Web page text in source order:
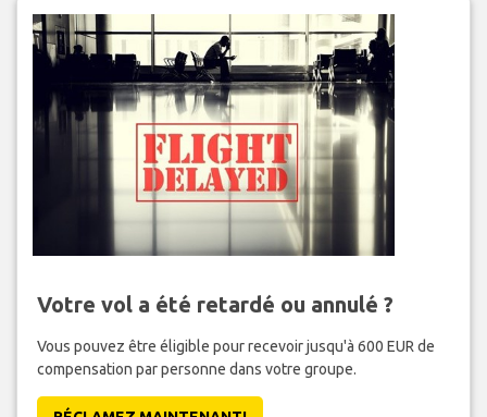
Votre vol a été retardé ou annulé ?
Vous pouvez être éligible pour recevoir jusqu'à 600 EUR de
compensation par personne dans votre groupe.